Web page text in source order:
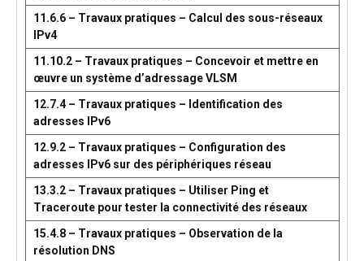
11.6.6 – Travaux pratiques – Calcul des sous-réseaux
IPv4
11.10.2 – Travaux pratiques – Concevoir et mettre en
œuvre un système d’adressage VLSM
12.7.4 – Travaux pratiques – Identification des
adresses IPv6
12.9.2 – Travaux pratiques – Configuration des
adresses IPv6 sur des périphériques réseau
13.3.2 – Travaux pratiques – Utiliser Ping et
Traceroute pour tester la connectivité des réseaux
15.4.8 – Travaux pratiques – Observation de la
résolution DNS